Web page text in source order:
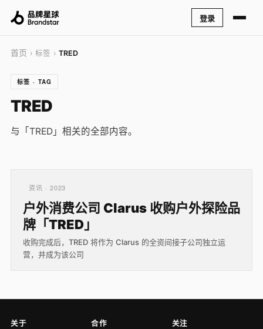
登录
首页 › 标签 › TRED
标签 · TAG
TRED
与「TRED」相关的全部内容。
资讯 · 2023
户外消费公司 Clarus 收购户外探险品
牌「TRED」
收购完成后，TRED 将作为 Clarus 的全资间接子公司独立运
营，并成为该公司
关于 合作 关注